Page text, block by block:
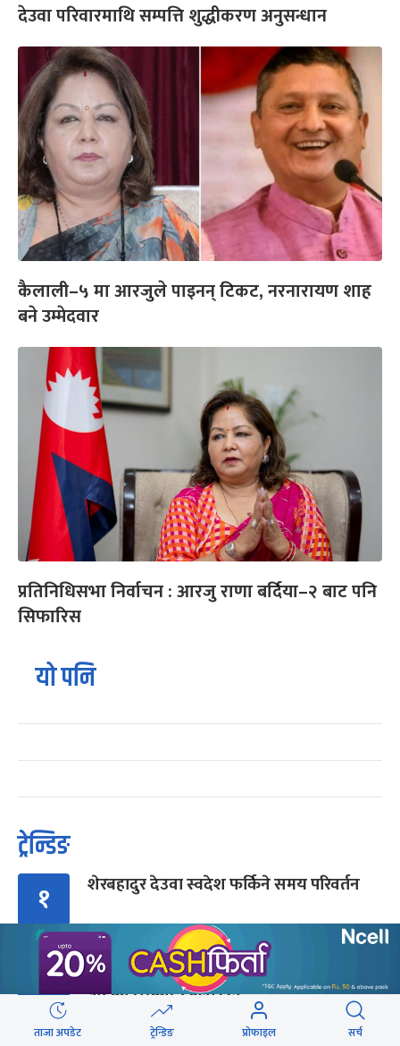
देउवा परिवारमाथि सम्पत्ति शुद्धीकरण अनुसन्धान
कैलाली–५ मा आरजुले पाइनन् टिकट, नरनारायण शाह
बने उम्मेदवार
प्रतिनिधिसभा निर्वाचन : आरजु राणा बर्दिया–२ बाट पनि
सिफारिस
यो पनि
ट्रेन्डिङ
१ शेरबहादुर देउवा स्वदेश फर्किने समय परिवर्तन
२
बालेनलाई मनीष झाको जवाफ : महान जनादेश
पाएको सरकार एक्लो छैन
ताजा अपडेट ट्रेन्डिङ प्रोफाइल सर्च